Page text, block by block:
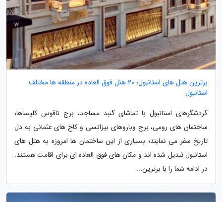
برترین هتل های استانبول؛ 20 هتل فوق العاده در منطقه ها مختلف
استانبول
گردشگرهای استانبول با تماشای گنبد مساجد، برج ناقوس کلیساها،
ساختمان های رومی، برج وباروهای بیزانسی و کاخ های عثمانی به دل
تاریخ سفر می نمایند؛ بسیاری از این ساختمان ها امروزه به هتل های
استانبول تبدیل شده اند و مکان های فوق العاده ای برای اقامت هستند.
در ادامه شما را با برترین...